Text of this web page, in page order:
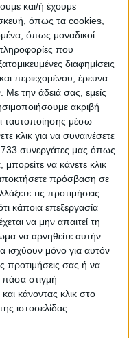
και/ή έχουμε
όπως τα cookies,
όπως μοναδικοί
που
διαφημίσεις
περιεχομένου, έρευνα
Με την άδειά σας, εμείς
ακριβή
ταυτοποίησης μέσω
κλικ για να συναινέσετε
συνεργάτες μας όπως
να κάνετε κλικ
πρόσβαση σε
τις προτιμήσεις
κάποια επεξεργασία
να μην απαιτεί τη
να αρνηθείτε αυτήν
ισχύουν μόνο για αυτόν
προτιμήσεις σας ή να
στιγμή
κάνοντας κλικ στο
ιστοσελίδας.